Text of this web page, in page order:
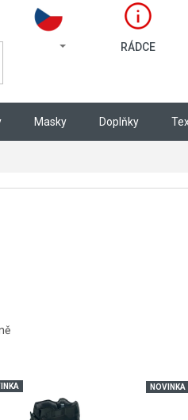
RÁDCE
Masky Doplňky
NOVINKA